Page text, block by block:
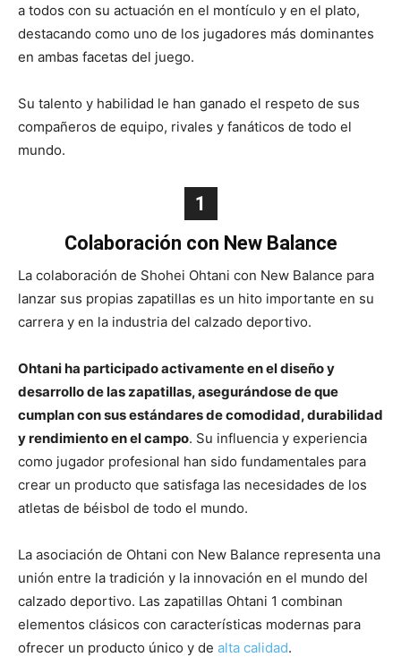
a todos con su actuación en el montículo y en el plato,
destacando como uno de los jugadores más dominantes
en ambas facetas del juego.
Su talento y habilidad le han ganado el respeto de sus
compañeros de equipo, rivales y fanáticos de todo el
mundo.
1
Colaboración con New Balance
La colaboración de Shohei Ohtani con New Balance para
lanzar sus propias zapatillas es un hito importante en su
carrera y en la industria del calzado deportivo.
Ohtani ha participado activamente en el diseño y
desarrollo de las zapatillas, asegurándose de que
cumplan con sus estándares de comodidad, durabilidad
y rendimiento en el campo. Su influencia y experiencia
como jugador profesional han sido fundamentales para
crear un producto que satisfaga las necesidades de los
atletas de béisbol de todo el mundo.
La asociación de Ohtani con New Balance representa una
unión entre la tradición y la innovación en el mundo del
calzado deportivo. Las zapatillas Ohtani 1 combinan
elementos clásicos con características modernas para
ofrecer un producto único y de alta calidad.